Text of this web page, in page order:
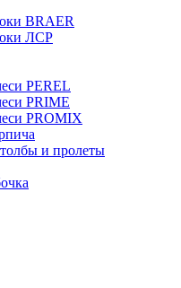
BRAER
ЛСР
PEREL
PRIME
PROMIX
и пролеты